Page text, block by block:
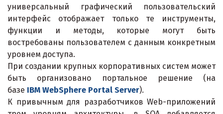
универсальный графический пользовательский
интерфейс отображает только те инструменты,
функции и методы, которые могут быть
востребованы пользователем с данным конкретным
уровнем доступа.
При создании крупных корпоративных систем может
быть организовано портальное решение (на
базе IBM WebSphere Portal Server).
К привычным для разработчиков Web-приложений